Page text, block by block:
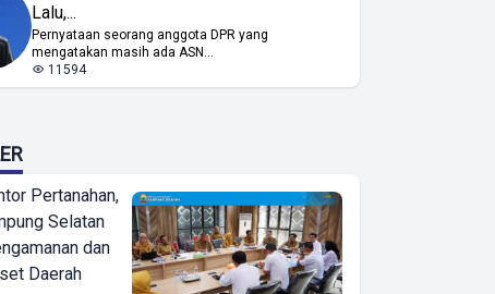
Lalu,...
Pernyataan seorang anggota DPR yang
mengatakan masih ada ASN...
11594
Pertanahan,
Selatan
dan
Daerah